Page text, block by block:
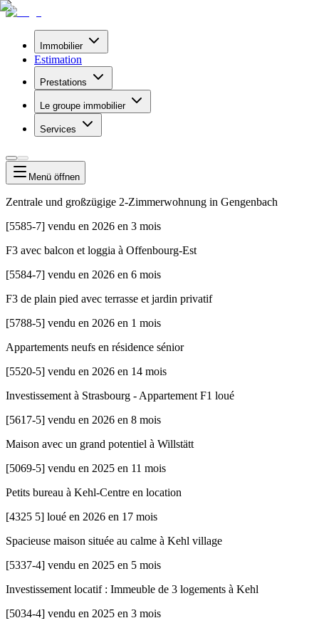
Immobilier
Estimation
Prestations
Le groupe immobilier
Services
Menü öffnen
Zentrale und großzügige 2-Zimmerwohnung in Gengenbach
[5585-7] vendu en 2026 en 3 mois
F3 avec balcon et loggia à Offenbourg-Est
[5584-7] vendu en 2026 en 6 mois
F3 de plain pied avec terrasse et jardin privatif
[5788-5] vendu en 2026 en 1 mois
Appartements neufs en résidence sénior
[5520-5] vendu en 2026 en 14 mois
Investissement à Strasbourg - Appartement F1 loué
[5617-5] vendu en 2026 en 8 mois
Maison avec un grand potentiel à Willstätt
[5069-5] vendu en 2025 en 11 mois
Petits bureau à Kehl-Centre en location
[4325 5] loué en 2026 en 17 mois
Spacieuse maison située au calme à Kehl village
[5337-4] vendu en 2025 en 5 mois
Investissement locatif : Immeuble de 3 logements à Kehl
[5034-4] vendu en 2025 en 3 mois